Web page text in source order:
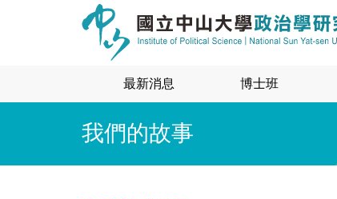
最新消息 博士班
我們的故事